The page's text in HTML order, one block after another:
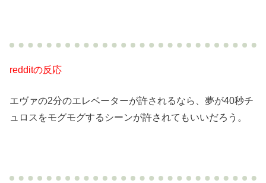
redditの反応
エヴァの2分のエレベーターが許されるなら、夢が40秒チ
ュロスをモグモグするシーンが許されてもいいだろう。